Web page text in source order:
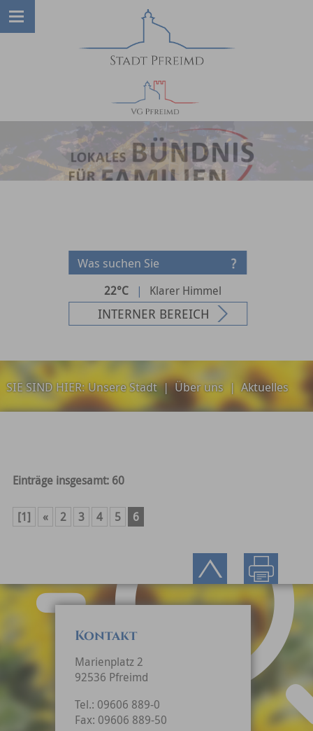
22°C | Klarer Himmel
INTERNER BEREICH
SIE SIND HIER:Unsere Stadt|Über uns| Aktuelles
Einträge insgesamt: 60
[1] « 2 3 4 5 6
Kontakt
Marienplatz 2
92536 Pfreimd
Tel.: 09606 889-0
Fax: 09606 889-50